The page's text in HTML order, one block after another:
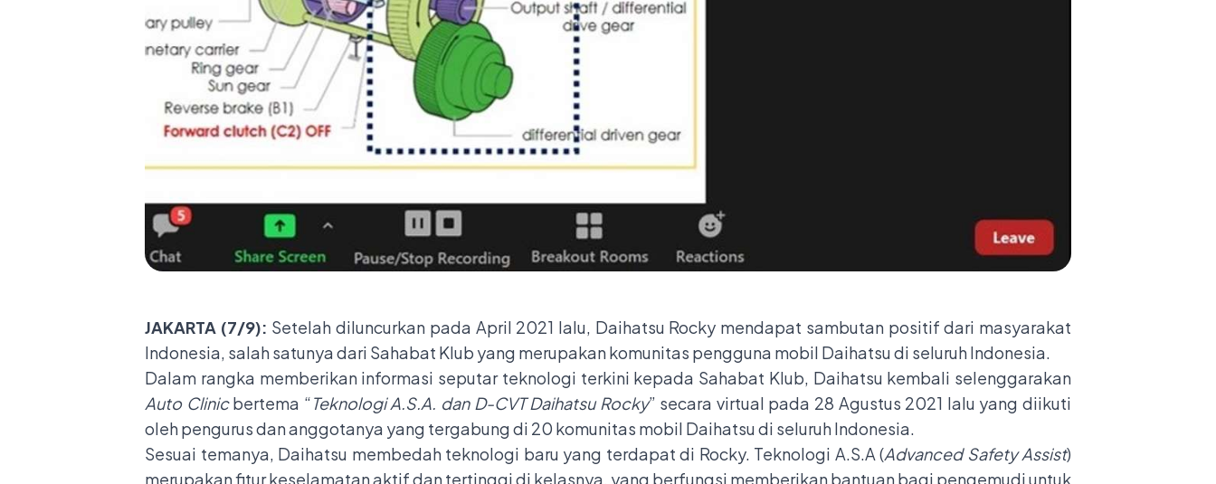
JAKARTA (7/9): Setelah diluncurkan pada April 2021 lalu, Daihatsu Rocky mendapat sambutan positif dari masyarakat
Indonesia, salah satunya dari Sahabat Klub yang merupakan komunitas pengguna mobil Daihatsu di seluruh Indonesia.
Dalam rangka memberikan informasi seputar teknologi terkini kepada Sahabat Klub, Daihatsu kembali selenggarakan
Auto Clinicbertema “Teknologi A.S.A. dan D-CVT Daihatsu Rocky” secara virtual pada 28 Agustus 2021 lalu yang diikuti
oleh pengurus dan anggotanya yang tergabung di 20 komunitas mobil Daihatsu di seluruh Indonesia.
Sesuai temanya, Daihatsu membedah teknologi baru yang terdapat di Rocky. Teknologi A.S.A (Advanced Safety Assist)
merupakan fitur keselamatan aktif dan tertinggi di kelasnya, yang berfungsi memberikan bantuan bagi pengemudi untuk